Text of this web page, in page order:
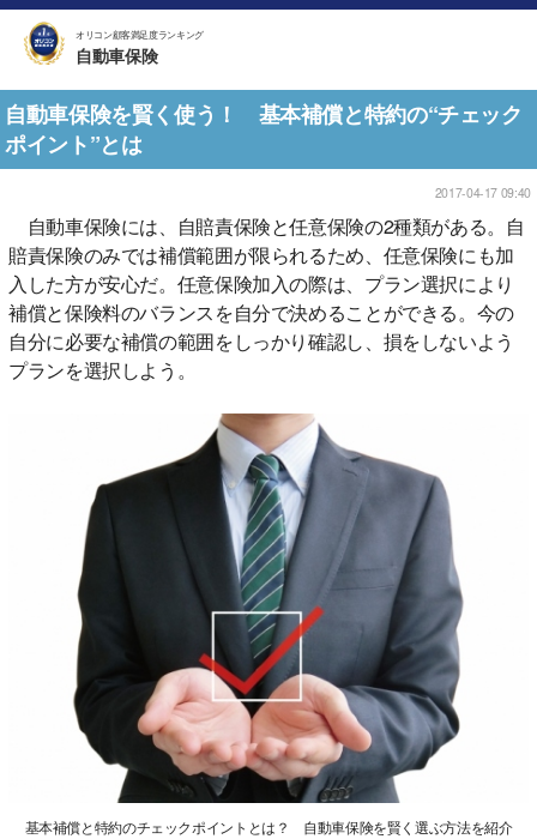
オリコン顧客満足度ランキング
自動車保険
自動車保険を賢く使う！ 基本補償と特約の“チェック
ポイント”とは
2017-04-17 09:40
自動車保険には、自賠責保険と任意保険の2種類がある。自
賠責保険のみでは補償範囲が限られるため、任意保険にも加
入した方が安心だ。任意保険加入の際は、プラン選択により
補償と保険料のバランスを自分で決めることができる。今の
自分に必要な補償の範囲をしっかり確認し、損をしないよう
プランを選択しよう。
基本補償と特約のチェックポイントとは？ 自動車保険を賢く選ぶ方法を紹介